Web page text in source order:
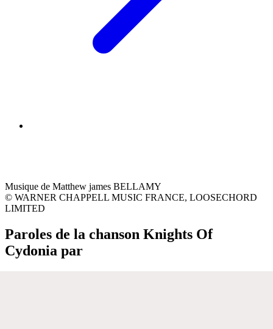
Musique de Matthew james BELLAMY
© WARNER CHAPPELL MUSIC FRANCE, LOOSECHORD
LIMITED
Paroles de la chanson Knights Of
Cydonia par